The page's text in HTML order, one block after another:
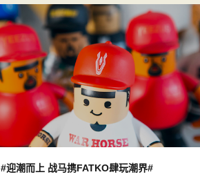
#迎潮而上 战马携FATKO肆玩潮界#